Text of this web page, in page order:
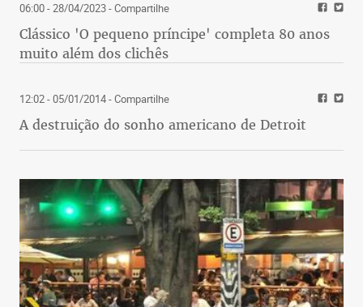
06:00 - 28/04/2023- Compartilhe
Clássico 'O pequeno príncipe' completa 80 anos
muito além dos clichês
12:02 - 05/01/2014- Compartilhe
A destruição do sonho americano de Detroit